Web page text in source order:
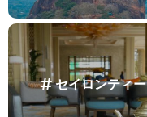
セイロンティー